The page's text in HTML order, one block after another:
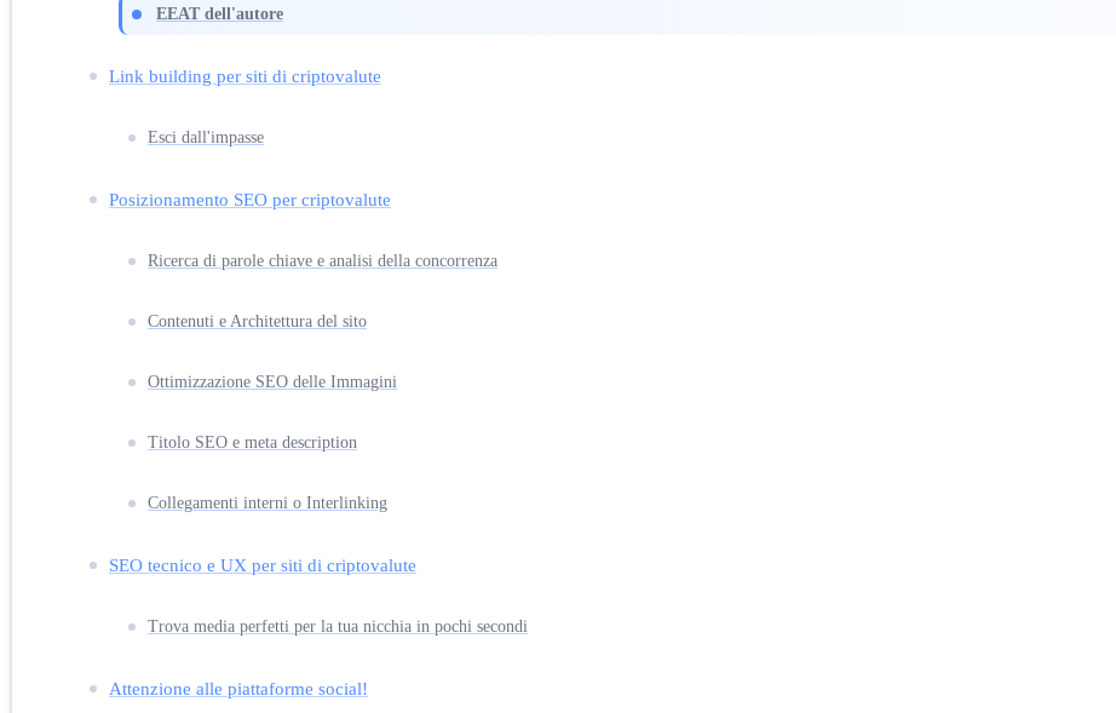
EEAT dell'autore
Link building per siti di criptovalute
Esci dall'impasse
Posizionamento SEO per criptovalute
Ricerca di parole chiave e analisi della concorrenza
Contenuti e Architettura del sito
Ottimizzazione SEO delle Immagini
Titolo SEO e meta description
Collegamenti interni o Interlinking
SEO tecnico e UX per siti di criptovalute
Trova media perfetti per la tua nicchia in pochi secondi
Attenzione alle piattaforme social!